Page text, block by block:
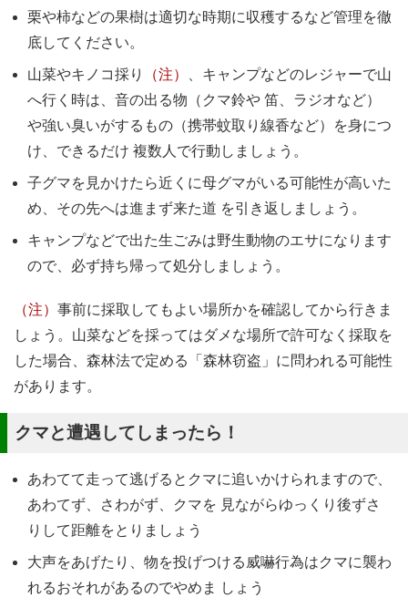
栗や柿などの果樹は適切な時期に収穫するなど管理を徹
底してください。
山菜やキノコ採り （注）
、キャンプなどのレジャーで山
へ行く時は、音の出る物（クマ鈴や 笛、ラジオなど）
や強い臭いがするもの（携帯蚊取り線香など）を身につ
け、できるだけ 複数人で行動しましょう。
子グマを見かけたら近くに母グマがいる可能性が高いた
め、その先へは進まず来た道 を引き返しましょう。
キャンプなどで出た生ごみは野生動物のエサになります
ので、必ず持ち帰って処分しましょう。
（注） 事前に採取してもよい場所かを確認してから行きま
しょう。山菜などを採ってはダメな場所で許可なく採取を
した場合、森林法で定める「森林窃盗」に問われる可能性
があります。
クマと遭遇してしまったら！
あわてて走って逃げるとクマに追いかけられますので、
あわてず、さわがず、クマを 見ながらゆっくり後ずさ
りして距離をとりましょう
大声をあげたり、物を投げつける威嚇行為はクマに襲わ
れるおそれがあるのでやめま しょう